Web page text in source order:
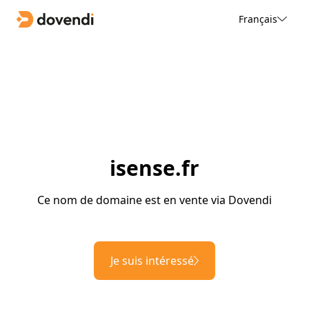
Français
isense.fr
Ce nom de domaine est en vente via Dovendi
Je suis intéressé